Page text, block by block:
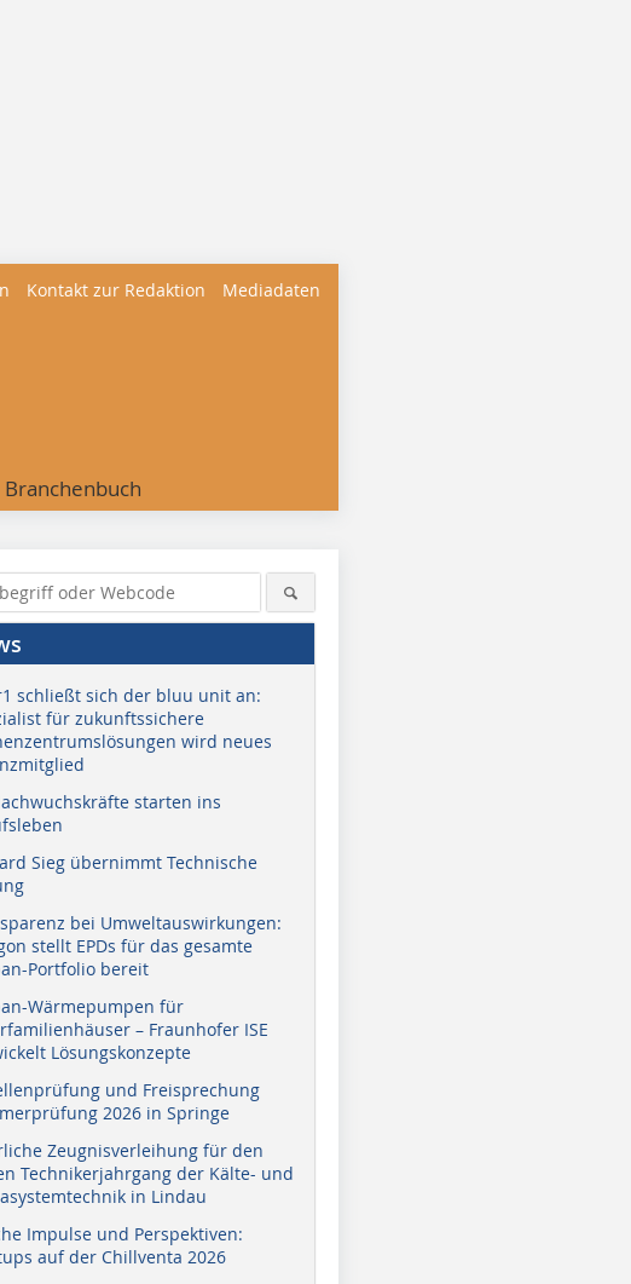
Kontakt zur Redaktion Mediadaten
Branchenbuch
schließt sich der bluu unit an:
für zukunftssichere
wird neues
starten ins
Sieg übernimmt Technische
bei Umweltauswirkungen:
stellt EPDs für das gesamte
Portfolio bereit
Wärmepumpen für
– Fraunhofer ISE
Lösungskonzepte
und Freisprechung
2026 in Springe
Zeugnisverleihung für den
Technikerjahrgang der Kälte- und
in Lindau
Impulse und Perspektiven:
auf der Chillventa 2026